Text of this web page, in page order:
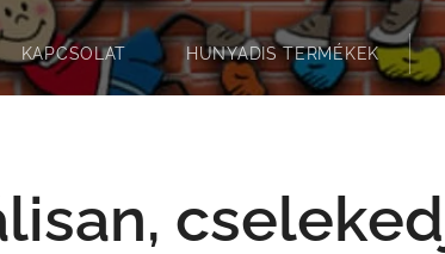
KAPCSOLAT HUNYADIS TERMÉKEK